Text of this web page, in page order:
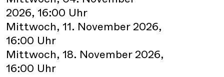
2026, 16:00 Uhr
Mittwoch, 11. November 2026,
16:00 Uhr
Mittwoch, 18. November 2026,
16:00 Uhr